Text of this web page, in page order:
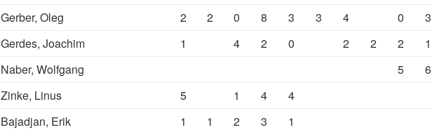
Gerber, Oleg 2 2 0 8 3 3 4 0 3
Gerdes, Joachim 1 4 2 0 2 2 2 1
Naber, Wolfgang 5 6
Zinke, Linus 5 1 4 4
Bajadjan, Erik 1 1 2 3 1